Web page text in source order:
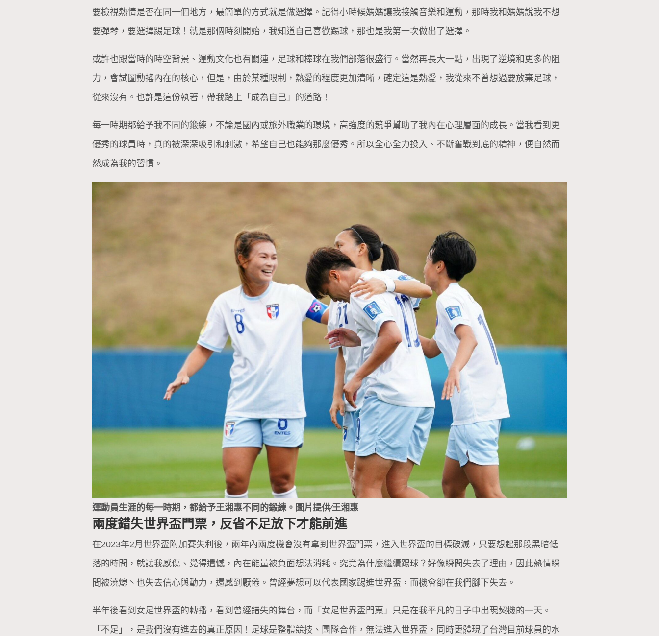
要檢視熱情是否在同一個地方，最簡單的方式就是做選擇。記得小時候媽媽讓我接觸音樂和運動，那時我和媽媽說我不想
要彈琴，要選擇踢足球！就是那個時刻開始，我知道自己喜歡踢球，那也是我第一次做出了選擇。
或許也跟當時的時空背景、運動文化也有關連，足球和棒球在我們部落很盛行。當然再長大一點，出現了逆境和更多的阻
力，會試圖動搖內在的核心，但是，由於某種限制，熱愛的程度更加清晰，確定這是熱愛，我從來不曾想過要放棄足球，
從來沒有。也許是這份執著，帶我踏上「成為自己」的道路！
每一時期都給予我不同的鍛練，不論是國內或旅外職業的環境，高強度的競爭幫助了我內在心理層面的成長。當我看到更
優秀的球員時，真的被深深吸引和刺激，希望自己也能夠那麼優秀。所以全心全力投入、不斷奮戰到底的精神，便自然而
然成為我的習慣。
運動員生涯的每一時期，都給予王湘惠不同的鍛練。圖片提供∕王湘惠
兩度錯失世界盃門票，反省不足放下才能前進
在2023年2月世界盃附加賽失利後，兩年內兩度機會沒有拿到世界盃門票，進入世界盃的目標破滅，只要想起那段黑暗低
落的時間，就讓我感傷、覺得遺憾，內在能量被負面想法消耗。究竟為什麼繼續踢球？好像瞬間失去了理由，因此熱情瞬
間被澆熄丶也失去信心與動力，還感到厭倦。曾經夢想可以代表國家踢進世界盃，而機會卻在我們腳下失去。
半年後看到女足世界盃的轉播，看到曾經錯失的舞台，而「女足世界盃門票」只是在我平凡的日子中出現契機的一天。
「不足」，是我們沒有進去的真正原因！足球是整體競技、團隊合作，無法進入世界盃，同時更體現了台灣目前球員的水